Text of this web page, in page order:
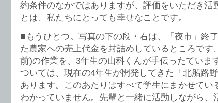
約条件のなかではありますが、評価をいただき活
とは、私たちにとっても幸せなことです。
■もうひとつ。写真の下の段・右は、「夜市」終
た農家への売上代金を封詰めしているところです
前)の作業を、3年生の山科くんが手伝ったていま
ついては、現在の4年生が開発してきた「北船路
あります。このあたりはすべて学生にまかせてい
わかっていません。先輩と一緒に活動しながら、